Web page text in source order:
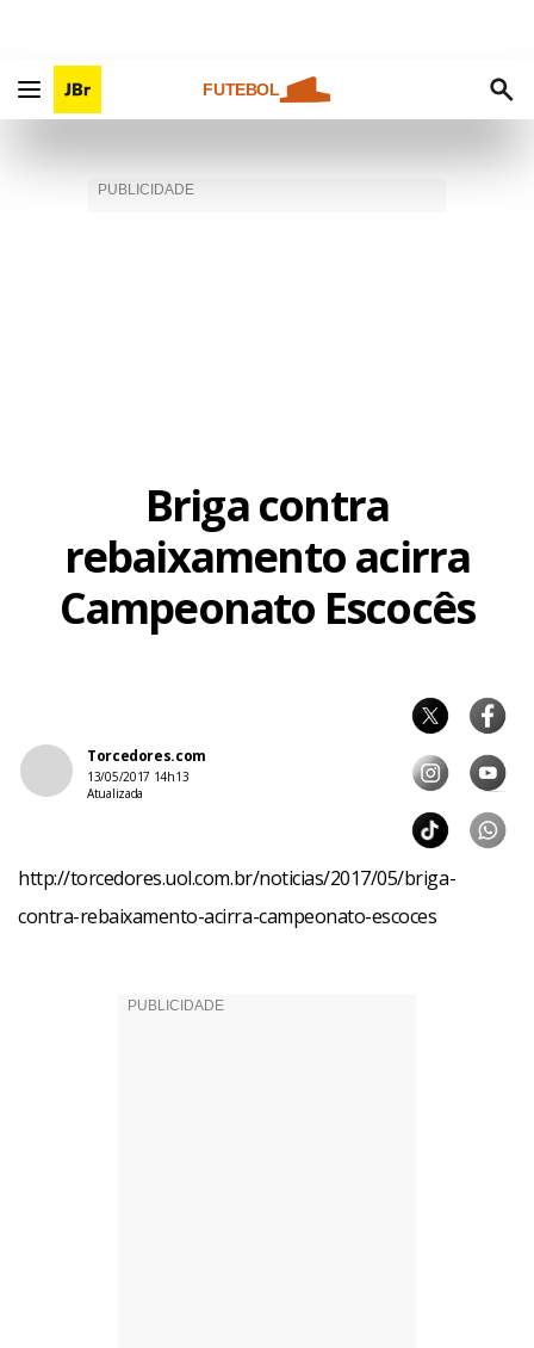
FUTEBOL
Briga contra
rebaixamento acirra
Campeonato Escocês
Torcedores.com
13/05/2017 14h13
Atualizada
http://torcedores.uol.com.br/noticias/2017/05/briga-
contra-rebaixamento-acirra-campeonato-escoces